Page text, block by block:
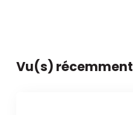
Vu(s) récemment